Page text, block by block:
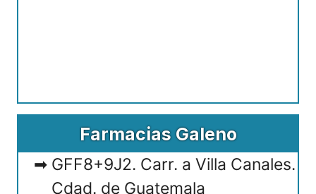
Farmacias Galeno
GFF8+9J2. Carr. a Villa Canales.
Cdad. de Guatemala